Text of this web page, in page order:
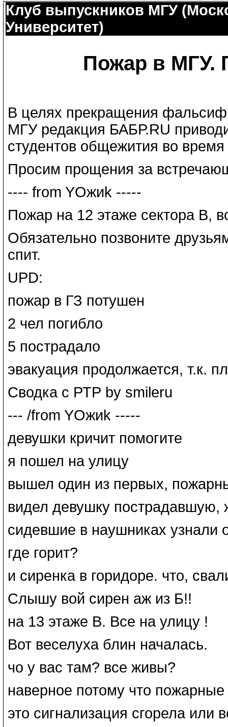
Клуб выпускников МГУ
Университет)
Пожар в МГУ.
В целях прекращения
МГУ редакция БАБР.RU
студентов общежития во
Просим прощения за
---- from YOжиk -----
Пожар на 12 этаже сектора В,
Обязательно позвоните
спит.
UPD:
пожар в ГЗ потушен
2 чел погибло
5 пострадало
эвакуация продолжается, т.к.
Сводка с РТР by smileru
--- /from YOжиk -----
девушки кричит помогите
я пошел на улицу
вышел один из первых,
видел девушку пострадавшую,
сидевшие в наушниках узнали
где горит?
и сиренка в горидоре. что,
Слышу вой сирен аж из Б!!
на 13 этаже В. Все на улицу !
Вот веселуха блин началась.
чо у вас там? все живы?
наверное потому что
это сигнализация сгорела или